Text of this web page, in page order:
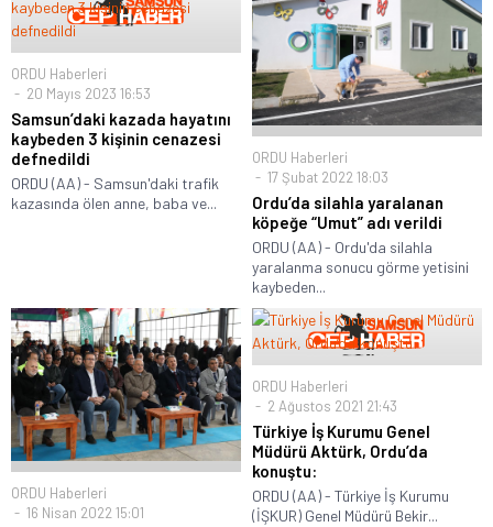
ORDU Haberleri
20 Mayıs 2023 16:53
Samsun’daki kazada hayatını
kaybeden 3 kişinin cenazesi
defnedildi
ORDU (AA) - Samsun'daki trafik
kazasında ölen anne, baba ve...
ORDU Haberleri
17 Şubat 2022 18:03
Ordu’da silahla yaralanan
köpeğe “Umut” adı verildi
ORDU (AA) - Ordu'da silahla
yaralanma sonucu görme yetisini
kaybeden...
ORDU Haberleri
16 Nisan 2022 15:01
ORDU Haberleri
2 Ağustos 2021 21:43
Türkiye İş Kurumu Genel
Müdürü Aktürk, Ordu’da
konuştu:
ORDU (AA) - Türkiye İş Kurumu
(İŞKUR) Genel Müdürü Bekir...